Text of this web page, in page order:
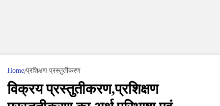
Home प्रशिक्षण प्रस्तुतीकरण
विक्रय प्रस्तुतीकरण,प्रशिक्षण